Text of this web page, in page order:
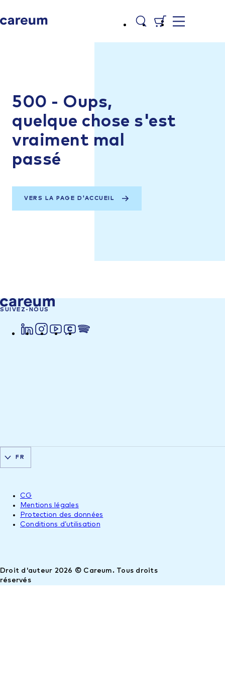
500 - Oups,
quelque chose s'est
vraiment mal
passé
VERS LA PAGE D'ACCUEIL
SUIVEZ-NOUS
Droit d'auteur 2026 © Careum. Tous droits
réservés
CG
Mentions légales
Protection des données
Conditions d’utilisation
FR